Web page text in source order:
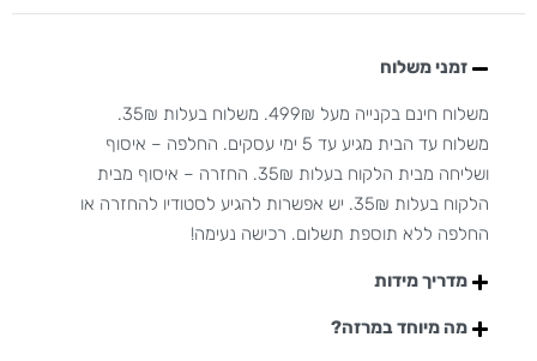
זמני משלוח
משלוח חינם בקנייה מעל 499₪. משלוח בעלות 35₪.
משלוח עד הבית מגיע עד 5 ימי עסקים. החלפה – איסוף
ושליחה מבית הלקוח בעלות 35₪. החזרה – איסוף מבית
הלקוח בעלות 35₪. יש אפשרות להגיע לסטודיו להחזרה או
החלפה ללא תוספת תשלום. רכישה נעימה!
מדריך מידות
מה מיוחד במרזה?